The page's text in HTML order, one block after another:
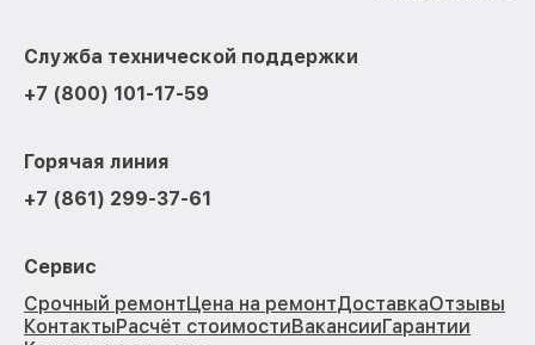
Служба технической поддержки
+7 (800) 101-17-59
Горячая линия
+7 (861) 299-37-61
Сервис
Срочный ремонтЦена на ремонтДоставкаОтзывы
КонтактыРасчёт стоимостиВакансииГарантии